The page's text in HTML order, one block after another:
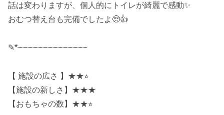
話は変わりますが、個人的にトイレが綺麗で感動✨
おむつ替え台も完備でしたよ🥺👍
✎*┈┈┈┈┈┈┈┈┈┈┈┈┈┈
【 施設の広さ 】★★⭐︎
【施設の新しさ】★★★
【おもちゃの数】★★⭐︎